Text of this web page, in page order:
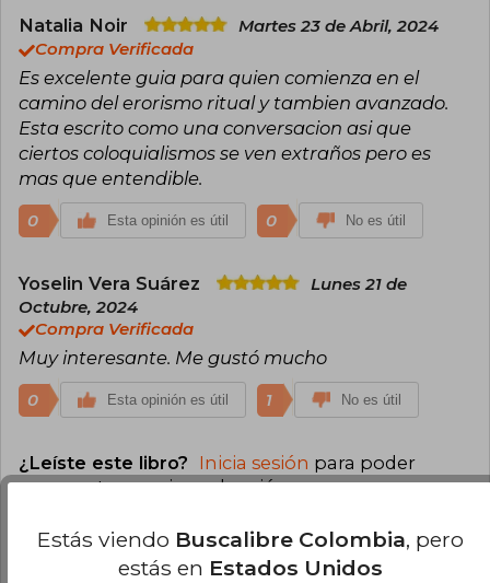
Natalia Noir
Martes 23 de Abril, 2024
Compra Verificada
Es excelente guia para quien comienza en el
camino del erorismo ritual y tambien avanzado.
Esta escrito como una conversacion asi que
ciertos coloquialismos se ven extraños pero es
mas que entendible.
0 Esta opinión es útil 0 No es útil
Yoselin Vera Suárez
Lunes 21 de
Octubre, 2024
Compra Verificada
Muy interesante. Me gustó mucho
0 Esta opinión es útil 1 No es útil
¿Leíste este libro? Inicia sesión para poder
agregar tu propia evaluación.
75% (3)
Estás viendo Buscalibre Colombia, pero
estás en Estados Unidos